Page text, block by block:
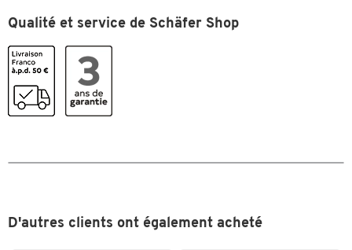
Profondeur (mm) 300
Qualité et service de Schäfer Shop
D'autres clients ont également acheté